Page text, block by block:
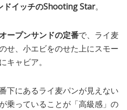
ドイッチのShooting Star。
ープンサンドの定番で、ライ麦
せ、小エビをのせた上にスモー
キャビア。
下にあるライ麦パンが見えない
乗っていることが「高級感」の